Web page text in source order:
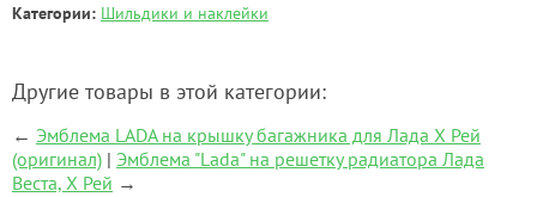
Категории: Шильдики и наклейки
Другие товары в этой категории:
← Эмблема LADA на крышку багажника для Лада Х Рей
(оригинал) | Эмблема "Lada" на решетку радиатора Лада
Веста, Х Рей →